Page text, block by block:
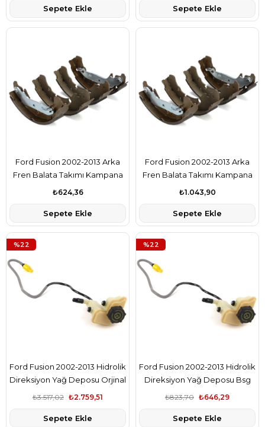
Sepete Ekle Sepete Ekle
Ford Fusion 2002-2013 Arka
Fren Balata Takımı Kampana
Delphi Marka 2S6J2200BA
₺624,36
Sepete Ekle
Ford Fusion 2002-2013 Arka
Fren Balata Takımı Kampana
Ferodo Marka 2S6J2200BA
₺1.043,90
Sepete Ekle
Ford Fusion 2002-2013 Hidrolik
Direksiyon Yağ Deposu Orjinal
Marka 2S6C3531BC
₺2.759,51
₺3.517,02
Sepete Ekle
%22
Ford Fusion 2002-2013 Hidrolik
Direksiyon Yağ Deposu Bsg
Marka 2S6C3531BC
₺646,29
₺823,70
Sepete Ekle
%22